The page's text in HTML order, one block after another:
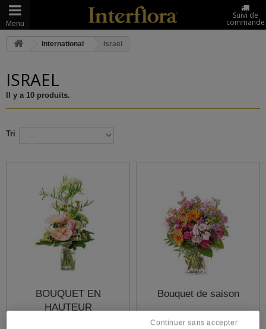
Menu
Suivi de
commande
International Israël
ISRAËL
Il y a 10 produits.
Tri
BOUQUET EN
HAUTEUR
Bouquet de saison
Continuer sans accepter